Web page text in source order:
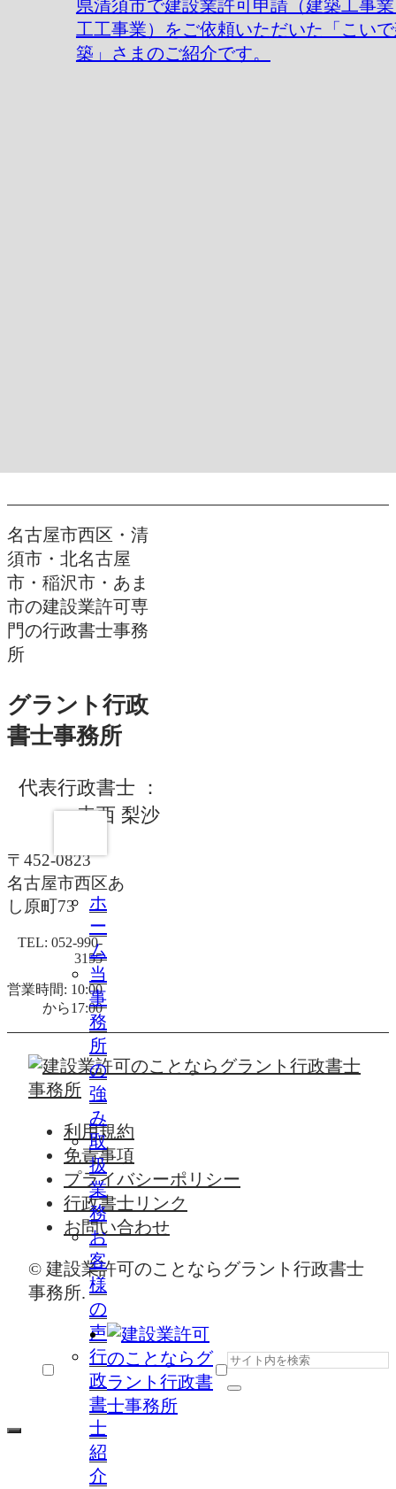
県清須市で建設業許可申請（建築工事
工工事業）をご依頼いただいた「こい
築」さまのご紹介です。
名古屋市西区・清
須市・北名古屋
市・稲沢市・あま
市の建設業許可専
門の行政書士事務
所
グラント行政
書士事務所
代表行政書士 ：
寺西 梨沙
〒452-0823
名古屋市西区あ
し原町73
TEL: 052-990-
3155
営業時間: 10:00
から17:00
利用規約
免責事項
プライバシーポリシー
行政書士リンク
お問い合わせ
© 建設業許可のことならグラント行政書士
事務所.
ホ
ー
ム
当
事
務
所
の
強
み
取
扱
業
務
お
客
様
の
声
行
政
書
士
紹
介